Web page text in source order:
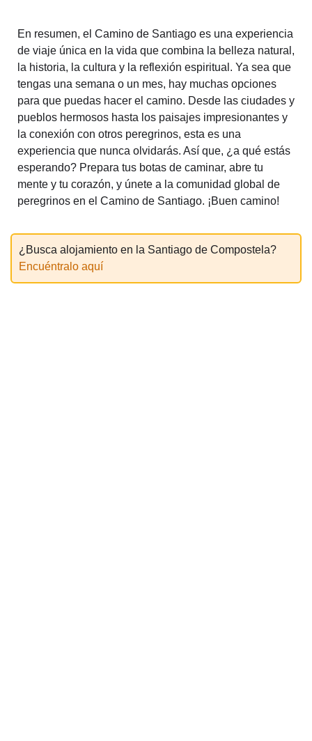
En resumen, el Camino de Santiago es una experiencia
de viaje única en la vida que combina la belleza natural,
la historia, la cultura y la reflexión espiritual. Ya sea que
tengas una semana o un mes, hay muchas opciones
para que puedas hacer el camino. Desde las ciudades y
pueblos hermosos hasta los paisajes impresionantes y
la conexión con otros peregrinos, esta es una
experiencia que nunca olvidarás. Así que, ¿a qué estás
esperando? Prepara tus botas de caminar, abre tu
mente y tu corazón, y únete a la comunidad global de
peregrinos en el Camino de Santiago. ¡Buen camino!
¿Busca alojamiento en la Santiago de Compostela?
Encuéntralo aquí